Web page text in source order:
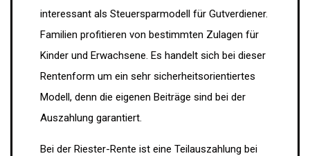
interessant als Steuersparmodell für Gutverdiener.
Familien profitieren von bestimmten Zulagen für
Kinder und Erwachsene. Es handelt sich bei dieser
Rentenform um ein sehr sicherheitsorientiertes
Modell, denn die eigenen Beiträge sind bei der
Auszahlung garantiert.
Bei der Riester-Rente ist eine Teilauszahlung bei